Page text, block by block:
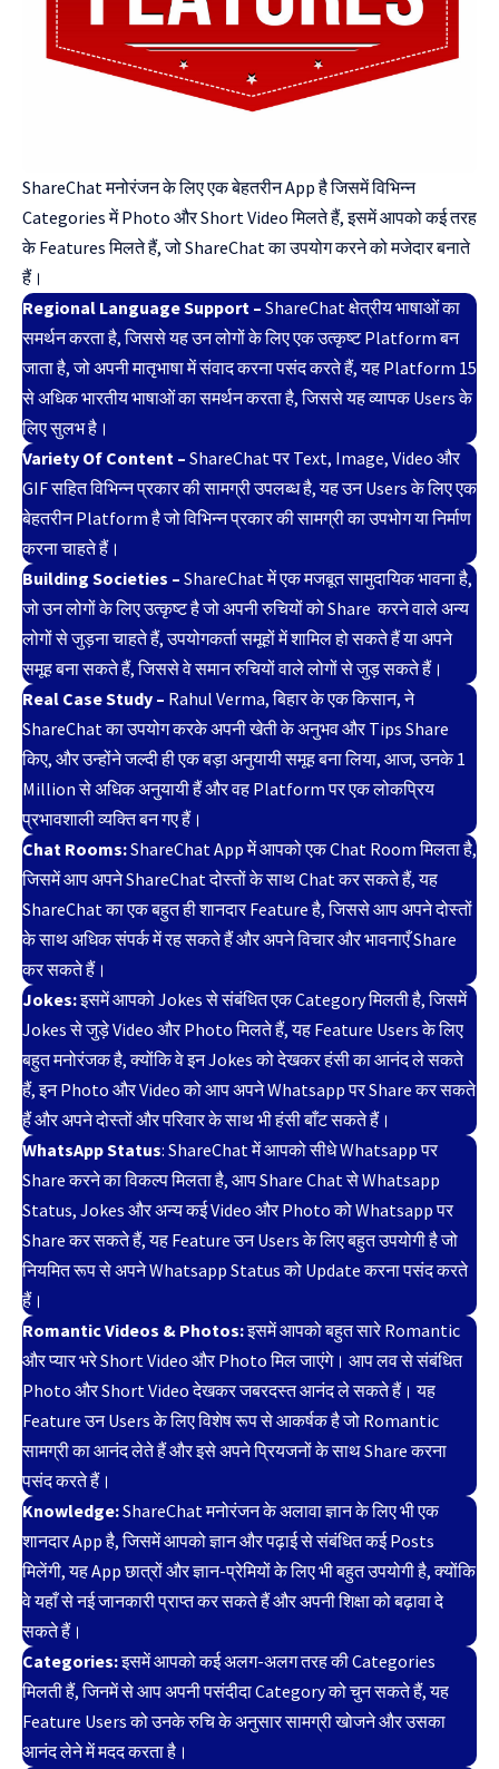
ShareChat मनोरंजन के लिए एक बेहतरीन App है जिसमें विभिन्न
Categories में Photo और Short Video मिलते हैं, इसमें आपको कई तरह
के Features मिलते हैं, जो ShareChat का उपयोग करने को मजेदार बनाते
हैं।
Regional Language Support – ShareChat क्षेत्रीय भाषाओं का
समर्थन करता है, जिससे यह उन लोगों के लिए एक उत्कृष्ट Platform बन
जाता है, जो अपनी मातृभाषा में संवाद करना पसंद करते हैं, यह Platform 15
से अधिक भारतीय भाषाओं का समर्थन करता है, जिससे यह व्यापक Users के
लिए सुलभ है।
Variety Of Content – ShareChat पर Text, Image, Video और
GIF सहित विभिन्न प्रकार की सामग्री उपलब्ध है, यह उन Users के लिए एक
बेहतरीन Platform है जो विभिन्न प्रकार की सामग्री का उपभोग या निर्माण
करना चाहते हैं।
Building Societies – ShareChat में एक मजबूत सामुदायिक भावना है,
जो उन लोगों के लिए उत्कृष्ट है जो अपनी रुचियों को Share करने वाले अन्य
लोगों से जुड़ना चाहते हैं, उपयोगकर्ता समूहों में शामिल हो सकते हैं या अपने
समूह बना सकते हैं, जिससे वे समान रुचियों वाले लोगों से जुड़ सकते हैं।
Real Case Study – Rahul Verma, बिहार के एक किसान, ने
ShareChat का उपयोग करके अपनी खेती के अनुभव और Tips Share
किए, और उन्होंने जल्दी ही एक बड़ा अनुयायी समूह बना लिया, आज, उनके 1
Million से अधिक अनुयायी हैं और वह Platform पर एक लोकप्रिय
प्रभावशाली व्यक्ति बन गए हैं।
Chat Rooms:ShareChat App में आपको एक Chat Room मिलता है,
जिसमें आप अपने ShareChat दोस्तों के साथ Chat कर सकते हैं, यह
ShareChat का एक बहुत ही शानदार Feature है, जिससे आप अपने दोस्तों
के साथ अधिक संपर्क में रह सकते हैं और अपने विचार और भावनाएँ Share
कर सकते हैं।
Jokes:इसमें आपको Jokes से संबंधित एक Category मिलती है, जिसमें
Jokes से जुड़े Video और Photo मिलते हैं, यह Feature Users के लिए
बहुत मनोरंजक है, क्योंकि वे इन Jokes को देखकर हंसी का आनंद ले सकते
हैं, इन Photo और Video को आप अपने Whatsapp पर Share कर सकते
हैं और अपने दोस्तों और परिवार के साथ भी हंसी बाँट सकते हैं।
WhatsApp Status: ShareChat में आपको सीधे Whatsapp पर
Share करने का विकल्प मिलता है, आप Share Chat से Whatsapp
Status, Jokes और अन्य कई Video और Photo को Whatsapp पर
Share कर सकते हैं, यह Feature उन Users के लिए बहुत उपयोगी है जो
नियमित रूप से अपने Whatsapp Status को Update करना पसंद करते
हैं।
Romantic Videos & Photos:इसमें आपको बहुत सारे Romantic
और प्यार भरे Short Video और Photo मिल जाएंगे। आप लव से संबंधित
Photo और Short Video देखकर जबरदस्त आनंद ले सकते हैं। यह
Feature उन Users के लिए विशेष रूप से आकर्षक है जो Romantic
सामग्री का आनंद लेते हैं और इसे अपने प्रियजनों के साथ Share करना
पसंद करते हैं।
Knowledge:ShareChat मनोरंजन के अलावा ज्ञान के लिए भी एक
शानदार App है, जिसमें आपको ज्ञान और पढ़ाई से संबंधित कई Posts
मिलेंगी, यह App छात्रों और ज्ञान-प्रेमियों के लिए भी बहुत उपयोगी है, क्योंकि
वे यहाँ से नई जानकारी प्राप्त कर सकते हैं और अपनी शिक्षा को बढ़ावा दे
सकते हैं।
Categories:इसमें आपको कई अलग-अलग तरह की Categories
मिलती हैं, जिनमें से आप अपनी पसंदीदा Category को चुन सकते हैं, यह
Feature Users को उनके रुचि के अनुसार सामग्री खोजने और उसका
आनंद लेने में मदद करता है।